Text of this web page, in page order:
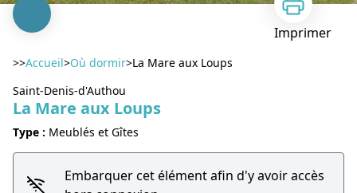
Imprimer
>>Accueil>Où dormir>La Mare aux Loups
Saint-Denis-d'Authou
La Mare aux Loups
Type : Meublés et Gîtes
Embarquer cet élément afin d'y avoir accès